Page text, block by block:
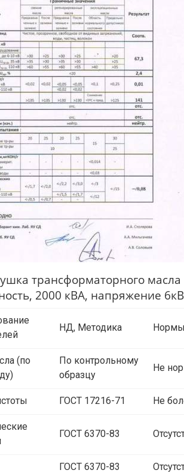
трансформаторного
2000 кВА, напряжение
НД, Методика
(по
По контрольному
образцу
Не
ГОСТ 17216-71 Не
ГОСТ 6370-83
ГОСТ 6370-83